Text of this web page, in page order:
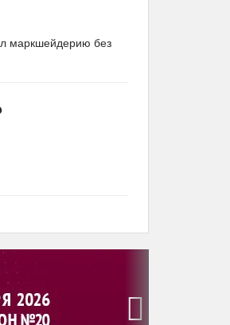
маркшейдерию без